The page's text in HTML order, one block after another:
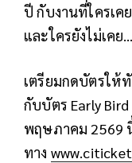
ปี กับงานที่ใครเค
และใครยังไม่เค
เตรียมกดบัตรให้
กับบัตร Early
พฤษภาคม 2569
ทาง